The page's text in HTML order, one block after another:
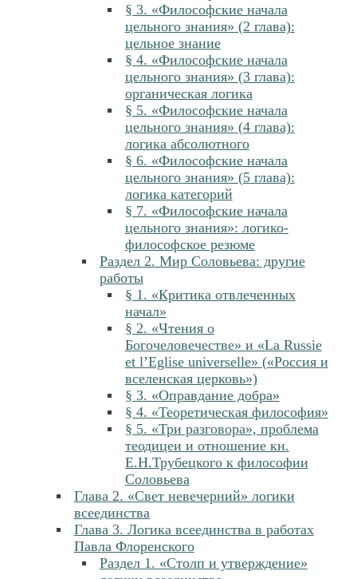
§ 3. «Философские начала
цельного знания» (2 глава):
цельное знание
§ 4. «Философские начала
цельного знания» (3 глава):
органическая логика
§ 5. «Философские начала
цельного знания» (4 глава):
логика абсолютного
§ 6. «Философские начала
цельного знания» (5 глава):
логика категорий
§ 7. «Философские начала
цельного знания»: логико-
философское резюме
Раздел 2. Мир Соловьева: другие
работы
§ 1. «Критика отвлеченных
начал»
§ 2. «Чтения о
Богочеловечестве» и «La Russie
et l’Eglise universelle» («Россия и
вселенская церковь»)
§ 3. «Оправдание добра»
§ 4. «Теоретическая философия»
§ 5. «Три разговора», проблема
теодицеи и отношение кн.
Е.Н.Трубецкого к философии
Соловьева
Глава 2. «Свет невечерний» логики
всеединства
Глава 3. Логика всеединства в работах
Павла Флоренского
Раздел 1. «Столп и утверждение»